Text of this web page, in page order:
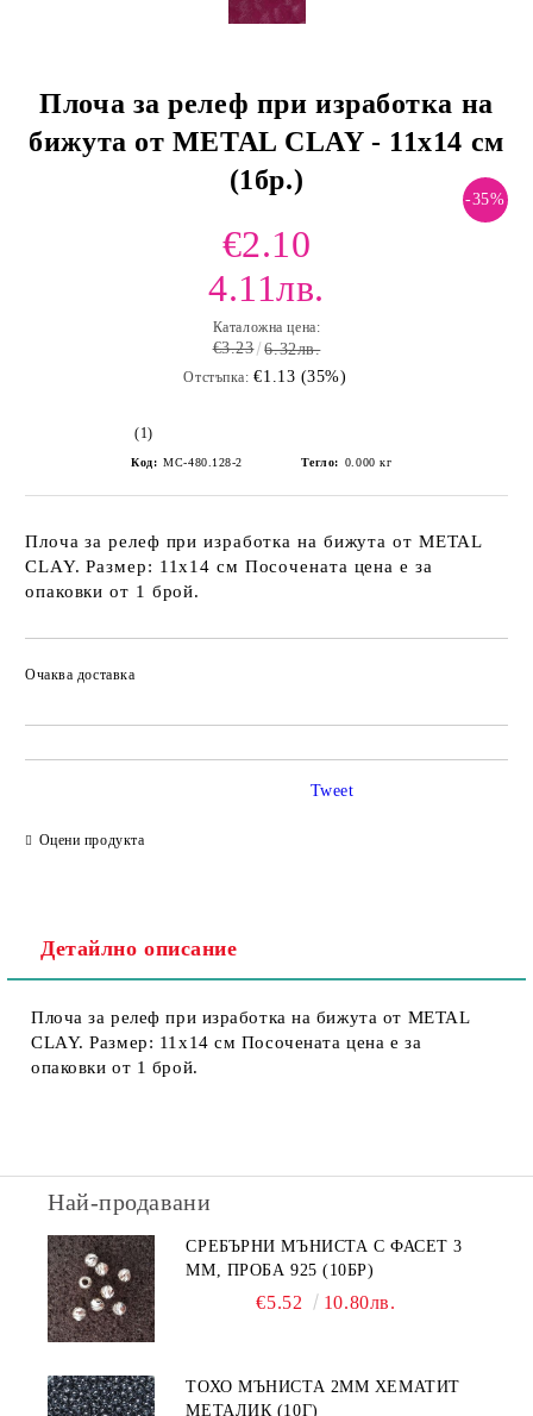
Плоча за релеф при изработка на
бижута от METAL CLAY - 11х14 см
(1бр.)
-35%
€2.10
4.11лв.
Каталожна цена:
€3.23 6.32лв.
Отстъпка: €1.13 (35%)
(1)
Код: MC-480.128-2 Тегло: 0.000 кг
Плоча за релеф при изработка на бижута от METAL
CLAY. Размер: 11х14 см Посочената цена е за
опаковки от 1 брой.
Очаква доставка
Оцени продукта
Tweet
Детайлно описание
Плоча за релеф при изработка на бижута от METAL
CLAY. Размер: 11х14 см Посочената цена е за
опаковки от 1 брой.
Най-продавани
СРЕБЪРНИ МЪНИСТА С ФАСЕТ 3
ММ, ПРОБА 925 (10БР)
€5.52 10.80лв.
ТОХО МЪНИСТА 2ММ ХЕМАТИТ
МЕТАЛИК (10Г)